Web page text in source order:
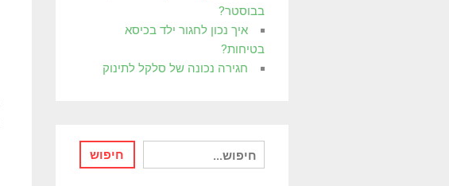
בבוסטר?
איך נכון לחגור ילד בכיסא
בטיחות?
חגירה נכונה של סלקל לתינוק
חיפוש
עבור:
חיפוש